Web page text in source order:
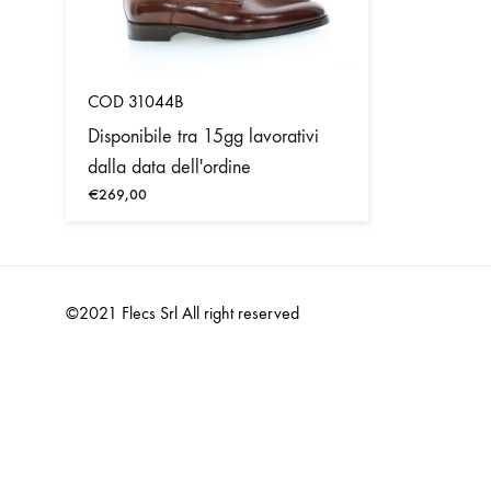
COD 31044B
Disponibile tra 15gg lavorativi
dalla data dell'ordine
€269,00
©2021 Flecs Srl All right reserved